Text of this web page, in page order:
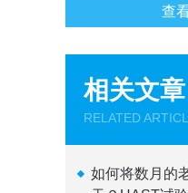
查
相关文章
RELATED
如何将数月的